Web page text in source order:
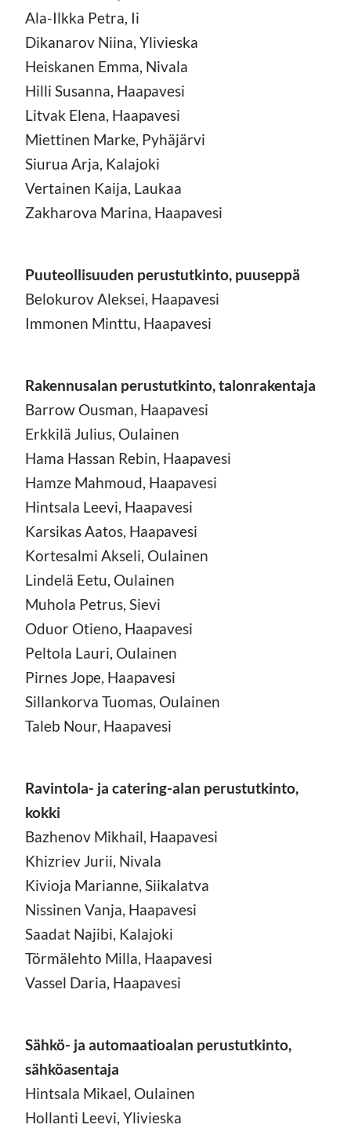
Ala-Ilkka Petra, Ii
Dikanarov Niina, Ylivieska
Heiskanen Emma, Nivala
Hilli Susanna, Haapavesi
Litvak Elena, Haapavesi
Miettinen Marke, Pyhäjärvi
Siurua Arja, Kalajoki
Vertainen Kaija, Laukaa
Zakharova Marina, Haapavesi
Puuteollisuuden perustutkinto, puuseppä
Belokurov Aleksei, Haapavesi
Immonen Minttu, Haapavesi
Rakennusalan perustutkinto, talonrakentaja
Barrow Ousman, Haapavesi
Erkkilä Julius, Oulainen
Hama Hassan Rebin, Haapavesi
Hamze Mahmoud, Haapavesi
Hintsala Leevi, Haapavesi
Karsikas Aatos, Haapavesi
Kortesalmi Akseli, Oulainen
Lindelä Eetu, Oulainen
Muhola Petrus, Sievi
Oduor Otieno, Haapavesi
Peltola Lauri, Oulainen
Pirnes Jope, Haapavesi
Sillankorva Tuomas, Oulainen
Taleb Nour, Haapavesi
Ravintola- ja catering-alan perustutkinto,
kokki
Bazhenov Mikhail, Haapavesi
Khizriev Jurii, Nivala
Kivioja Marianne, Siikalatva
Nissinen Vanja, Haapavesi
Saadat Najibi, Kalajoki
Törmälehto Milla, Haapavesi
Vassel Daria, Haapavesi
Sähkö- ja automaatioalan perustutkinto,
sähköasentaja
Hintsala Mikael, Oulainen
Hollanti Leevi, Ylivieska